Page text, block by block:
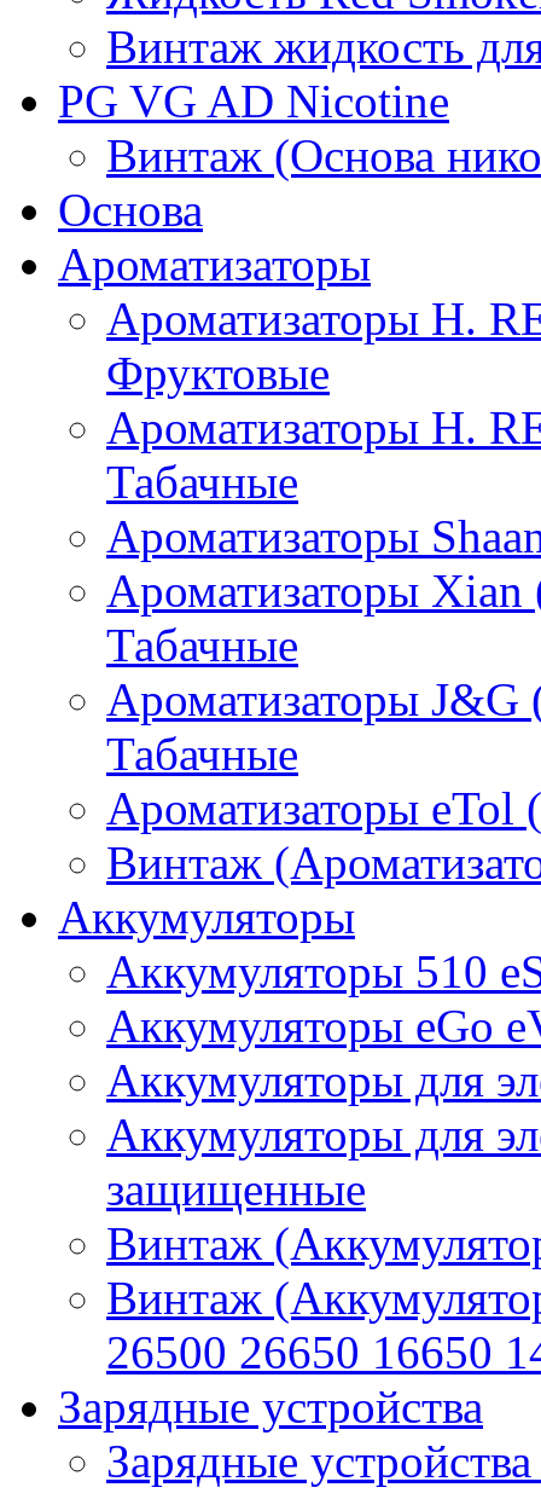
Винтаж жидкость
PG VG AD Nicotine
Винтаж (Основа
Основа
Ароматизаторы
Ароматизаторы H.
Фруктовые
Ароматизаторы H.
Табачные
Ароматизаторы
Ароматизаторы
Табачные
Ароматизаторы
Табачные
Ароматизаторы eTol
Винтаж
Аккумуляторы
Аккумуляторы 510
Аккумуляторы eGo
Аккумуляторы для
Аккумуляторы для
защищенные
Винтаж
Винтаж
26500 26650 16650
Зарядные устройства
Зарядные